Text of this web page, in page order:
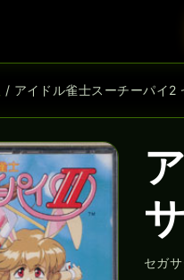
/ アイドル雀士スーチーパイ2
セガ